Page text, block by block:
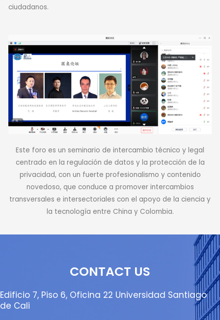
ciudadanos.
Este foro es un seminario de intercambio técnico y legal
centrado en la regulación de datos y la protección de la
privacidad, con un fuerte profesionalismo y contenido
novedoso, que conduce a promover intercambios
transversales e intersectoriales con el apoyo de la ciencia y
la tecnología entre China y Colombia.
CONTACT US
Edificio 7, Piso 6, Oficina 22 Universidad Santiago
de Cali